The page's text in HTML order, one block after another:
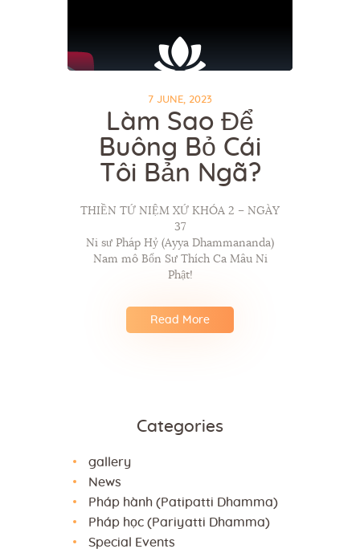
7 JUNE, 2023
Làm Sao Để
Buông Bỏ Cái
Tôi Bản Ngã?
THIỀN TỨ NIỆM XỨ KHÓA 2 – NGÀY
37
Ni sư Pháp Hỷ (Ayya Dhammananda)
Nam mô Bổn Sư Thích Ca Mâu Ni
Phật!
Read More
Categories
gallery
News
Pháp hành (Patipatti Dhamma)
Pháp học (Pariyatti Dhamma)
Special Events